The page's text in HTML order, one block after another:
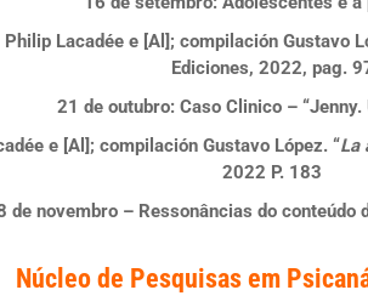
Philip Lacadée e [Al]; compilación Gustavo
Ediciones, 2022, pag.
21 de outubro: Caso Clinico –
e [Al]; compilación Gustavo López. “La
2022 P. 183
de novembro– Ressonâncias do conteúdo
Núcleo de Pesquisas em